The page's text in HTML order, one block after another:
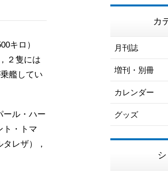
キロ）
２隻には
艦してい
ール・ハー
ト・トマ
レザ），
カ
月刊誌
増刊・別冊
カレンダー
グッズ